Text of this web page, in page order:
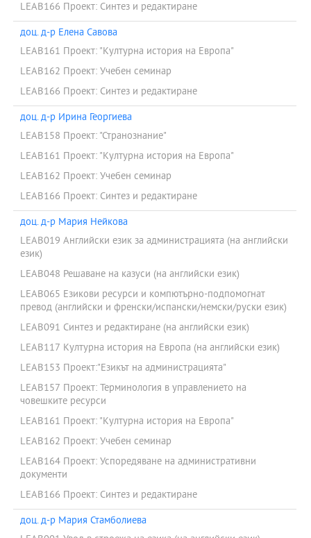
LEAB166 Проект: Синтез и редактиране
доц. д-р Елена Савова
LEAB161 Проект: "Културна история на Европа"
LEAB162 Проект: Учебен семинар
LEAB166 Проект: Синтез и редактиране
доц. д-р Ирина Георгиева
LEAB158 Проект: "Странознание"
LEAB161 Проект: "Културна история на Европа"
LEAB162 Проект: Учебен семинар
LEAB166 Проект: Синтез и редактиране
доц. д-р Мария Нейкова
LEAB019 Английски език за администрацията (на английски
език)
LEAB048 Решаване на казуси (на английски език)
LEAB065 Езикови ресурси и компютърно-подпомогнат
превод (английски и френски/испански/немски/руски език)
LEAB091 Синтез и редактиране (на английски език)
LEAB117 Културна история на Европа (на английски език)
LEAB153 Проект:"Езикът на администрацията"
LEAB157 Проект: Терминология в управлението на
човешките ресурси
LEAB161 Проект: "Културна история на Европа"
LEAB162 Проект: Учебен семинар
LEAB164 Проект: Успоредяване на административни
документи
LEAB166 Проект: Синтез и редактиране
доц. д-р Мария Стамболиева